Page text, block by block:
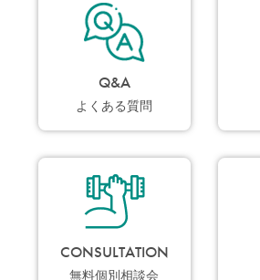
Q&A
よくある質問
CONSULTATION
無料個別相談会